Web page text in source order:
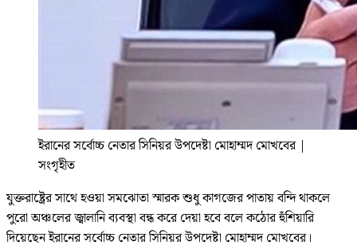
ইরানের সর্বোচ্চ নেতার সিনিয়র উপদেষ্টা মোহাম্মদ মোখবের |
সংগৃহীত
যুক্তরাষ্ট্রের সাথে হওয়া সমঝোতা স্মারক শুধু কাগজের পাতায় বন্দি থাকলে
পুরো অঞ্চলের জ্বালানি ব্যবস্থা বন্ধ করে দেয়া হবে বলে কঠোর হুঁশিয়ারি
দিয়েছেন ইরানের সর্বোচ্চ নেতার সিনিয়র উপদেষ্টা মোহাম্মদ মোখবের।